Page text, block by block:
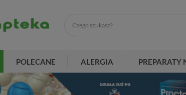
POLECANE ALERGIA PREPARATY